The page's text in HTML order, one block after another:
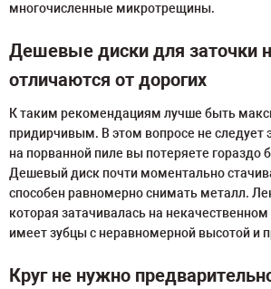
многочисленные микротрещины.
Дешевые диски для заточки
отличаются от дорогих
К таким рекомендациям лучше быть
придирчивым. В этом вопросе не следует
на порванной пиле вы потеряете гораздо
Дешевый диск почти моментально
способен равномерно снимать металл.
которая затачивалась на
имеет зубцы с неравномерной высотой и
Круг не нужно